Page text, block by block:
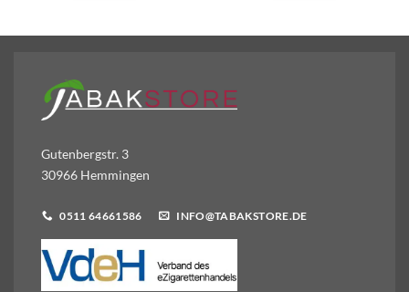
Gutenbergstr. 3
30966 Hemmingen
0511 64661586 INFO@TABAKSTORE.DE